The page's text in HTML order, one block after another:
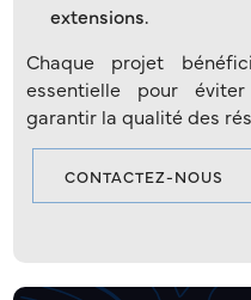
extensions.
Chaque projet
essentielle pour
garantir la qualité des
CONTACTEZ-NOUS